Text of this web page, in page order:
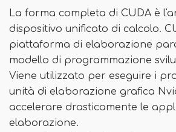
La forma completa di CUDA è
dispositivo unificato di calcolo.
piattaforma di elaborazione
modello di programmazione
Viene utilizzato per eseguire i
unità di elaborazione grafica
accelerare drasticamente le
elaborazione.